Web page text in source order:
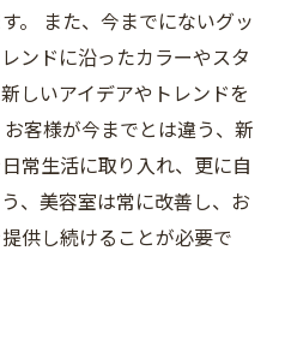
。 また、今までにないグッ
ンドに沿ったカラーやスタ
しいアイデアやトレンドを
客様が今までとは違う、新
常生活に取り入れ、更に自
、美容室は常に改善し、お
供し続けることが必要で